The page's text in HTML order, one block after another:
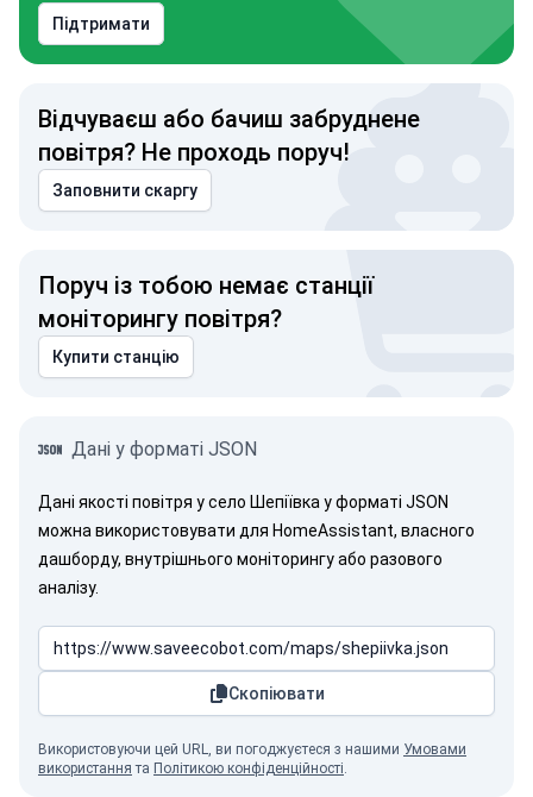
Підтримати
Відчуваєш або бачиш забруднене
повітря? Не проходь поруч!
Заповнити скаргу
Поруч із тобою немає станції
моніторингу повітря?
Купити станцію
Дані у форматі JSON
Дані якості повітря у село Шепіївка у форматі JSON
можна використовувати для HomeAssistant, власного
дашборду, внутрішнього моніторингу або разового
аналізу.
Скопіювати
Використовуючи цей URL, ви погоджуєтеся з нашими Умовами
використання та Політикою конфіденційності.